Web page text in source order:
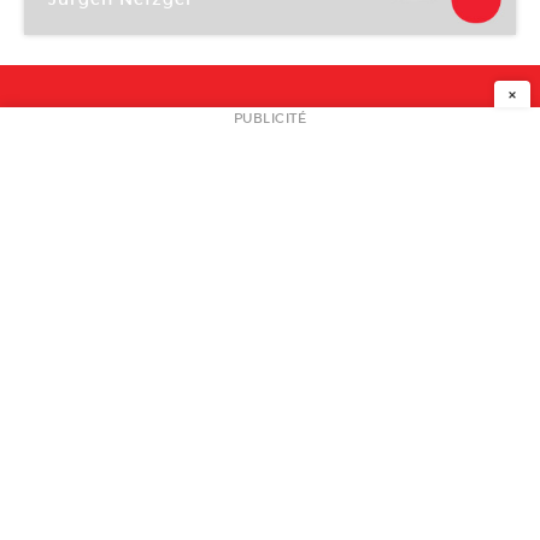
NEWSLETTER
×
PUBLICITÉ